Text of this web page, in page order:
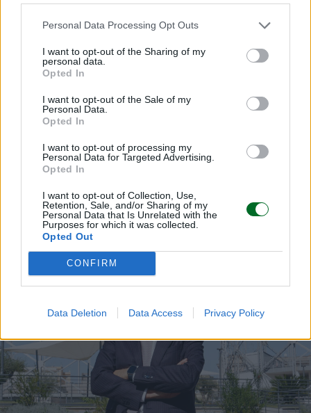
Personal Data Processing Opt Outs
I want to opt-out of the Sharing of my
personal data.
Opted In
I want to opt-out of the Sale of my
Personal Data.
Opted In
I want to opt-out of processing my
Personal Data for Targeted Advertising.
Opted In
I want to opt-out of Collection, Use,
Retention, Sale, and/or Sharing of my
Personal Data that Is Unrelated with the
Purposes for which it was collected.
Opted Out
CONFIRM
Data Deletion Data Access Privacy Policy
ECONOMIA POLITICA
Accordo sul gas in Algeria: Eni investe 1,35
miliardi di dollari
Eni sigla un nuovo accordo trentennale per sviluppare un
Redazione